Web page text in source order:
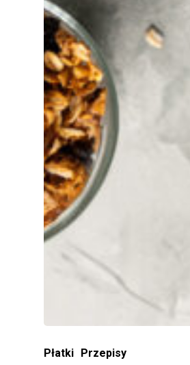
Płatki Przepisy